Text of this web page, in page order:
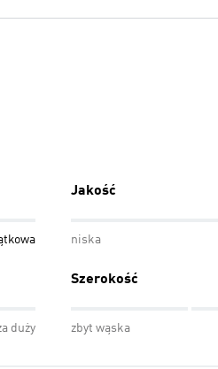
Jakość
niska
duży
Szerokość
zbyt wąska